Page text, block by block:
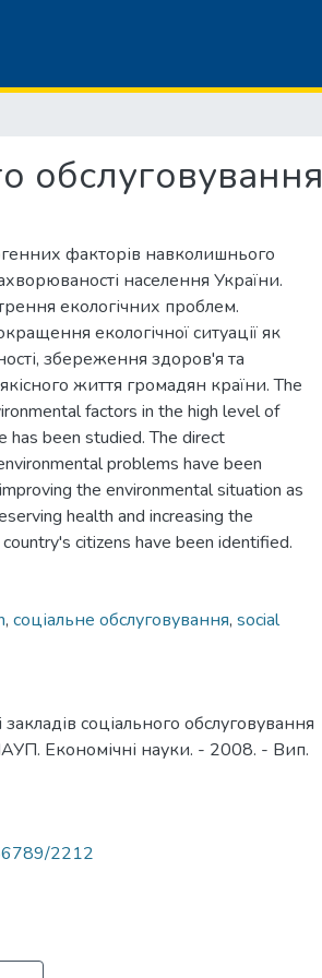
обслуговування
факторів навколишнього
населення України.
екологічних проблем.
екологічної ситуації як
збереження здоров'я та
життя громадян країни. The
factors in the high level of
has been studied. The direct
problems have been
the environmental situation as
health and increasing the
citizens have been identified.
, соціальне обслуговування, social
соціального обслуговування
Економічні науки. - 2008. - Вип.
2212